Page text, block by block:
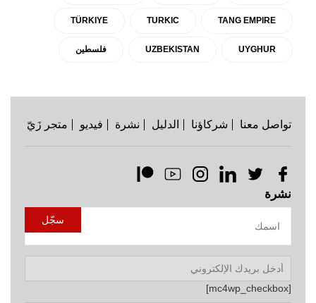
TANG EMPIRE
TURKIC
TÜRKIYE
UYGHUR
UZBEKISTAN فلسطين
تواصل معنا شركاؤنا الدليل نشرة فيديو متجر زَيّ
نشرة
[mc4wp_checkbox]